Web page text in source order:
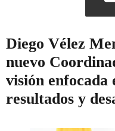
Diego Vélez
nuevo
visión enfocada
resultados y